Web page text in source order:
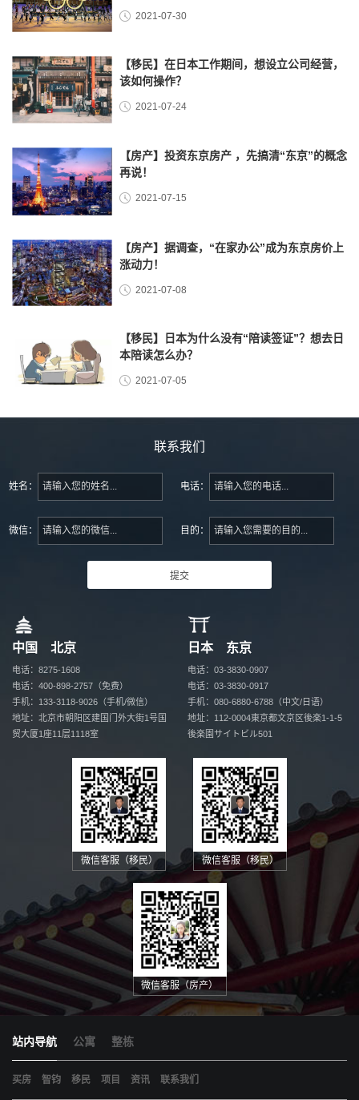
2021-07-30
【移民】在日本工作期间，想设立公司经营，
该如何操作？
2021-07-24
【房产】投资东京房产 ，先搞清“东京”的概念
再说！
2021-07-15
【房产】据调查，“在家办公”成为东京房价上
涨动力！
2021-07-08
【移民】日本为什么没有“陪读签证”？想去日
本陪读怎么办？
2021-07-05
联系我们
姓名： 电话：
微信： 目的：
中国 北京
电话：8275-1608
电话：400-898-2757（免费）
手机：133-3118-9026（手机/微信）
地址：北京市朝阳区建国门外大街1号国
贸大厦1座11层1118室
日本 东京
电话：03-3830-0907
电话：03-3830-0917
手机：080-6880-6788（中文/日语）
地址：112-0004東京都文京区後楽1-1-5
後楽園サイトビル501
微信客服（移民） 微信客服（移民）
微信客服（房产）
站内导航 公寓 整栋
买房 智钧 移民 项目 资讯 联系我们